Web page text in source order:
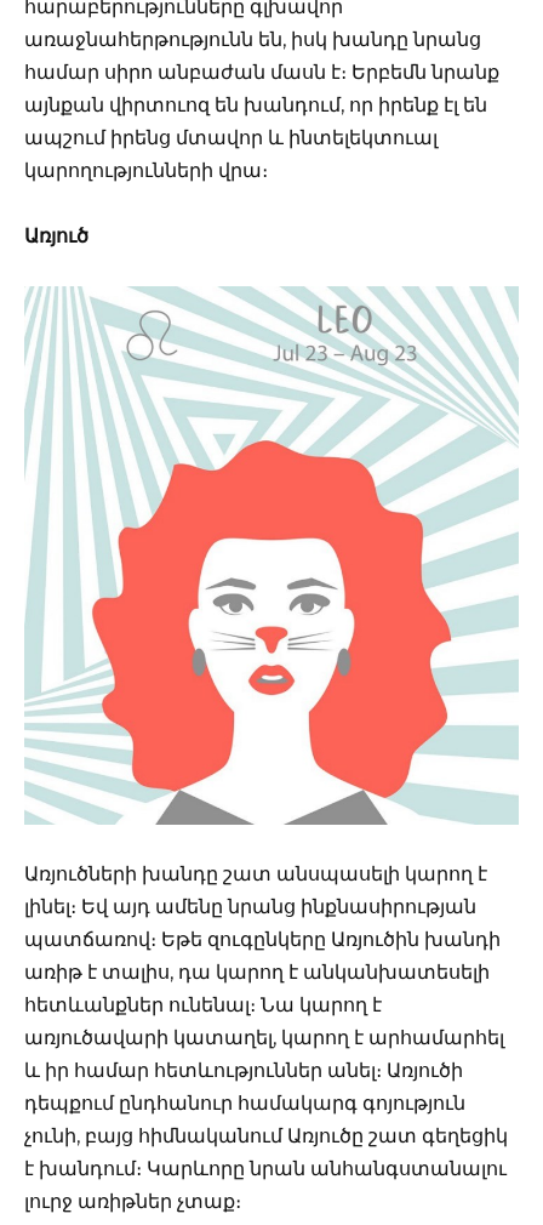
հարաբերությունները գլխավոր
առաջնահերթությունն են, իսկ խանդը նրանց
համար սիրո անբաժան մասն է։ Երբեմն նրանք
այնքան վիրտուոզ են խանդում, որ իրենք էլ են
ապշում իրենց մտավոր և ինտելեկտուալ
կարողությունների վրա։
Առյուծ
Առյուծների խանդը շատ անսպասելի կարող է
լինել։ Եվ այդ ամենը նրանց ինքնասիրության
պատճառով։ Եթե զուգընկերը Առյուծին խանդի
առիթ է տալիս, դա կարող է անկանխատեսելի
հետևանքներ ունենալ։ Նա կարող է
առյուծավարի կատաղել, կարող է արհամարհել
և իր համար հետևություններ անել։ Առյուծի
դեպքում ընդհանուր համակարգ գոյություն
չունի, բայց հիմնականում Առյուծը շատ գեղեցիկ
է խանդում։ Կարևորը նրան անհանգստանալու
լուրջ առիթներ չտաք։